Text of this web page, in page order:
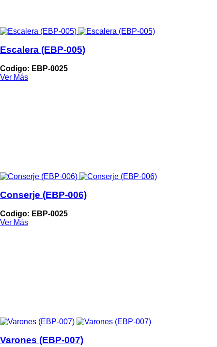
Escalera (EBP-005)
Codigo: EBP-0025
Ver Más
Conserje (EBP-006)
Codigo: EBP-0025
Ver Más
Varones (EBP-007)